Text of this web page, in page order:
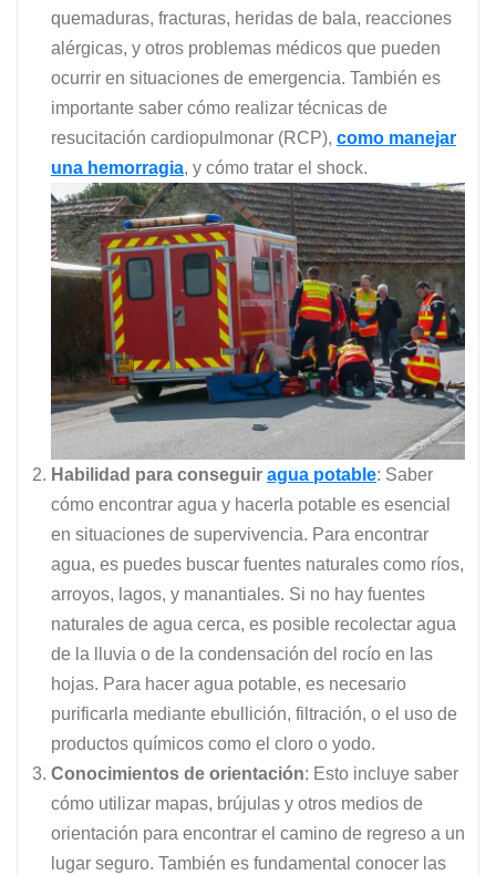
quemaduras, fracturas, heridas de bala, reacciones
alérgicas, y otros problemas médicos que pueden
ocurrir en situaciones de emergencia. También es
importante saber cómo realizar técnicas de
resucitación cardiopulmonar (RCP), como manejar
una hemorragia, y cómo tratar el shock.
Habilidad para conseguir agua potable: Saber
cómo encontrar agua y hacerla potable es esencial
en situaciones de supervivencia. Para encontrar
agua, es puedes buscar fuentes naturales como ríos,
arroyos, lagos, y manantiales. Si no hay fuentes
naturales de agua cerca, es posible recolectar agua
de la lluvia o de la condensación del rocío en las
hojas. Para hacer agua potable, es necesario
purificarla mediante ebullición, filtración, o el uso de
productos químicos como el cloro o yodo.
Conocimientos de orientación: Esto incluye saber
cómo utilizar mapas, brújulas y otros medios de
orientación para encontrar el camino de regreso a un
lugar seguro. También es fundamental conocer las